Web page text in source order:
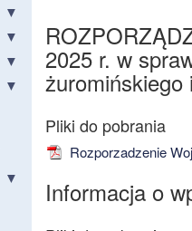
2025 r. w
żuromińskiego
Rozporzadzenie
Informacja o